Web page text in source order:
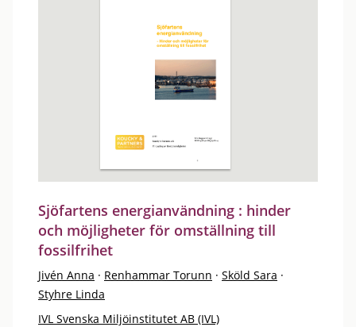
Sjöfartens energianvändning : hinder
och möjligheter för omställning till
fossilfrihet
Jivén Anna · Renhammar Torunn · Sköld Sara ·
Styhre Linda
IVL Svenska Miljöinstitutet AB (IVL)